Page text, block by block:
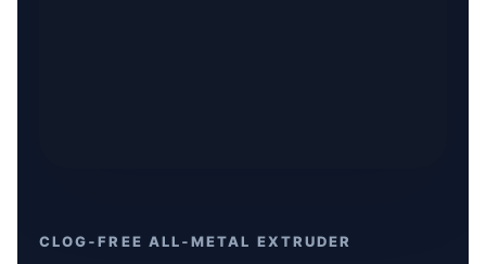
CLOG‑FREE ALL‑METAL EXTRUDER